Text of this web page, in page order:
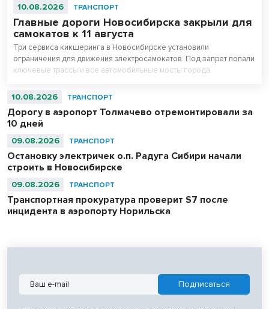
10.08.2026 ТРАНСПОРТ
Главные дороги Новосибирска закрыли для
самокатов к 11 августа
Три сервиса кикшеринга в Новосибирске установили
ограничения для движения электросамокатов. Под запрет попали
ключевые трассы и все автомобильные мосты города.
10.08.2026 ТРАНСПОРТ
Дорогу в аэропорт Толмачево отремонтировали за
10 дней
09.08.2026 ТРАНСПОРТ
Остановку электричек о.п. Радуга Сибири начали
строить в Новосибирске
09.08.2026 ТРАНСПОРТ
Транспортная прокуратура проверит S7 после
инцидента в аэропорту Норильска